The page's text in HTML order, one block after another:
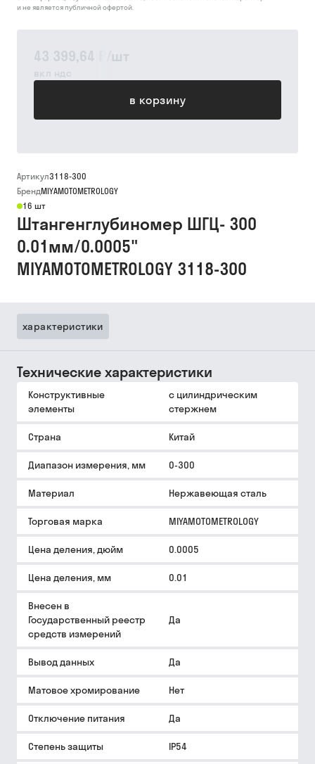
43 399,64 ₽ шт
вкл ндс
в корзину
и не является публичной офертой.
Артикул3118-300
БрендMIYAMOTOMETROLOGY
16 шт
Штангенглубиномер ШГЦ- 300
0.01мм/0.0005"
MIYAMOTOMETROLOGY 3118-300
характеристики
Технические характеристики
Конструктивные
элементы
с цилиндрическим
стержнем
Страна Китай
Диапазон измерения, мм 0-300
Материал Нержавеющая сталь
Торговая марка MIYAMOTOMETROLOGY
Цена деления, дюйм 0.0005
Цена деления, мм 0.01
Внесен в
Государственный реестр
средств измерений
Да
Вывод данных Да
Матовое хромирование Нет
Отключение питания Да
Степень защиты IP54